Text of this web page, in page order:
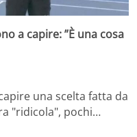
a capire: ”È una cosa
una scelta fatta da
"ridicola", pochi…